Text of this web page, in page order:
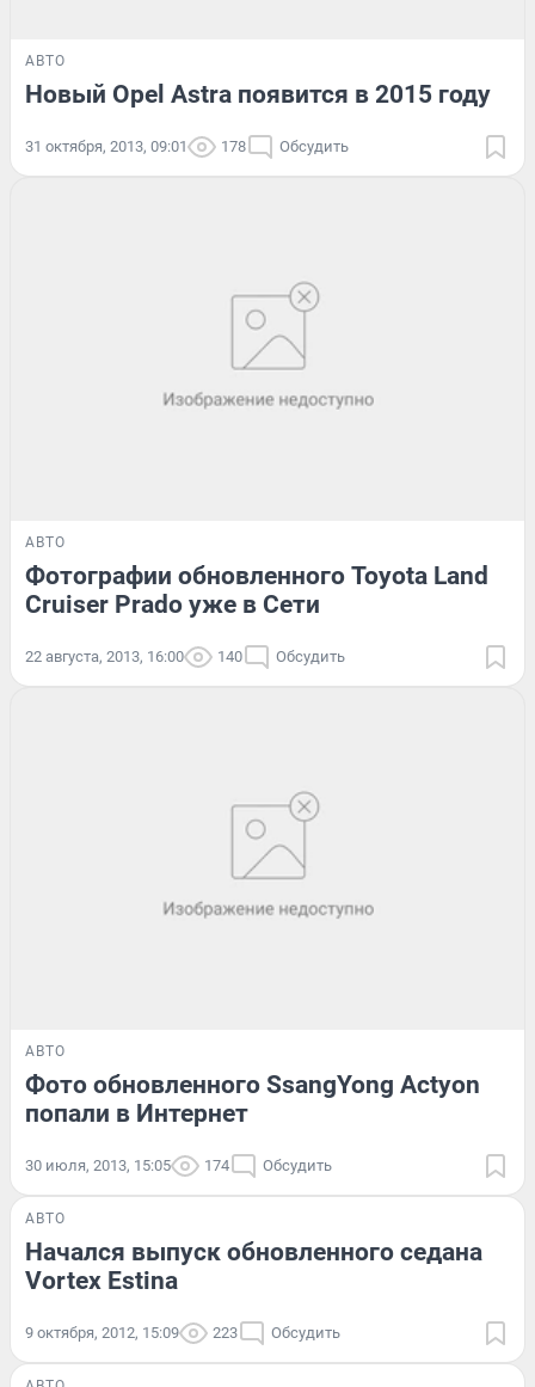
АВТО
Новый Opel Astra появится в 2015 году
31 октября, 2013, 09:01 178 Обсудить
АВТО
Фотографии обновленного Toyota Land
Cruiser Prado уже в Сети
22 августа, 2013, 16:00 140 Обсудить
АВТО
Фото обновленного SsangYong Actyon
попали в Интернет
30 июля, 2013, 15:05 174 Обсудить
АВТО
Начался выпуск обновленного седана
Vortex Estina
9 октября, 2012, 15:09 223 Обсудить